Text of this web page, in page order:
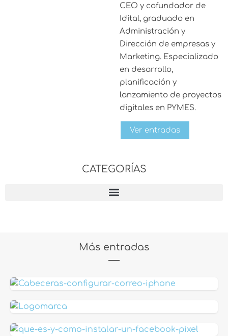
CEO y cofundador de
Idital, graduado en
Administración y
Dirección de empresas y
Marketing. Especializado
en desarrollo,
planificación y
lanzamiento de proyectos
digitales en PYMES.
Ver entradas
CATEGORÍAS
Más entradas